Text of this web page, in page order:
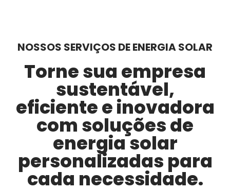
NOSSOS SERVIÇOS DE ENERGIA SOLAR
Torne sua empresa
sustentável,
eficiente e inovadora
com soluções de
energia solar
personalizadas para
cada necessidade.